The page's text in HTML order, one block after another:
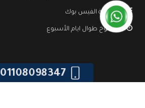
صفحة الفيس بوك
مفتوح طوال ايام الأسبوع
01108098347